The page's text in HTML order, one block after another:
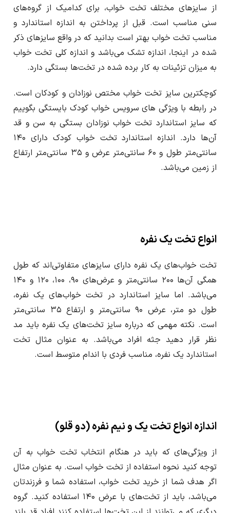
از سایز‌های مختلف تخت خواب، برای کدامیک از گرو‌ه‌های
سنی مناسب است. قبل از پرداختن به اندازه‌ استاندارد و
مناسب تخت خواب بهتر است بدانید که در واقع سایزهای ذکر
شده در اینجا، اندازه تشک می‌‌باشد و اندازه کلی تخت خواب
به میزان تزئینات به کار برده شده در تخت‌ها بستگی دارد.
کوچکترین سایز تخت خواب مختص نوزادان و کودکان است.
در رابطه با ویژگی های سرویس خواب کودک بایستگی بگوییم
که سایز استاندارد تخت خواب نوزادان بستگی به سن و قد
آن‌ها دارد. اندازه استاندارد تخت خواب کودک دارای ۱۴۰
سانتی‌متر طول و ۶۰ سانتی‌متر عرض و ۳۵ سانتی‌متر ارتفاع
از زمین می‌باشد.
انواع تخت یک نفره
تخت خواب‌های یک نفره دارای سایز‌های متفاوتی‌اند که طول
همگی آن‌ها ۲۰۰ سانتی‌متر و عرض‌های ۹۰، ۱۰۰، ۱۲۰ و ۱۴۰
می‌باشد. اما سایز استاندارد در تخت خواب‌های یک نفره،
طول دو متر، عرض ۹۰ سانتی‌متر و ارتفاع ۳۵ سانتی‌متر
است. نکته مهمی که درباره سایز تخت‌های یک نفره باید مد
نظر قرار دهید جثه افراد می‌باشد. به عنوان مثال تخت
استاندارد یک نفره، مناسب فردی با اندام متوسط است.
اندازه انواع تخت یک و نیم نفره (دو قلو)
از ویژگی‌های که باید در هنگام انتخاب تخت خواب به آن
توجه کنید نحوه استفاده از تخت خواب است. به عنوان مثال
اگر هدف شما از خرید تخت خواب، استفاده شما و فرزندتان
می‌باشد، باید از تخت‌های با عرض ۱۴۰ استفاده کنید. گروه